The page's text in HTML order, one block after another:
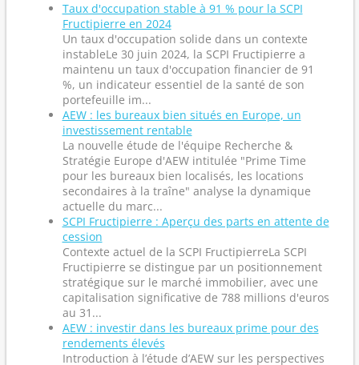
Taux d'occupation stable à 91 % pour la SCPI
Fructipierre en 2024
Un taux d'occupation solide dans un contexte
instableLe 30 juin 2024, la SCPI Fructipierre a
maintenu un taux d'occupation financier de 91
%, un indicateur essentiel de la santé de son
portefeuille im...
AEW : les bureaux bien situés en Europe, un
investissement rentable
La nouvelle étude de l'équipe Recherche &
Stratégie Europe d'AEW intitulée "Prime Time
pour les bureaux bien localisés, les locations
secondaires à la traîne" analyse la dynamique
actuelle du marc...
SCPI Fructipierre : Aperçu des parts en attente de
cession
Contexte actuel de la SCPI FructipierreLa SCPI
Fructipierre se distingue par un positionnement
stratégique sur le marché immobilier, avec une
capitalisation significative de 788 millions d'euros
au 31...
AEW : investir dans les bureaux prime pour des
rendements élevés
Introduction à l’étude d’AEW sur les perspectives